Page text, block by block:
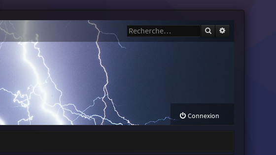
Rechercher
Connexion